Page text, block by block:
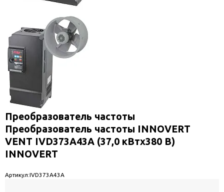
Преобразователь частоты
Преобразователь частоты INNOVERT
VENT IVD373A43A (37,0 кВтx380 В)
INNOVERT
Артикул:IVD373A43A